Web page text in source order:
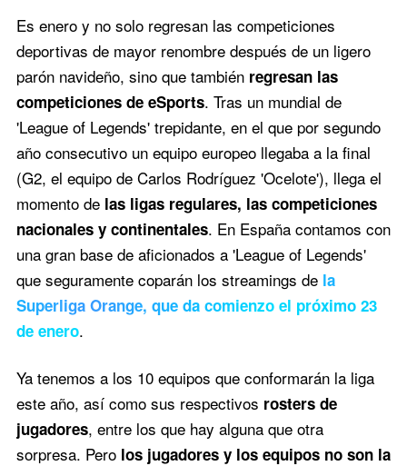
Es enero y no solo regresan las competiciones
deportivas de mayor renombre después de un ligero
parón navideño, sino que también regresan las
competiciones de eSports. Tras un mundial de
'League of Legends' trepidante, en el que por segundo
año consecutivo un equipo europeo llegaba a la final
(G2, el equipo de Carlos Rodríguez 'Ocelote'), llega el
momento de las ligas regulares, las competiciones
nacionales y continentales. En España contamos con
una gran base de aficionados a 'League of Legends'
que seguramente coparán los streamings de la
Superliga Orange, que da comienzo el próximo 23
de enero.
Ya tenemos a los 10 equipos que conformarán la liga
este año, así como sus respectivos rosters de
jugadores, entre los que hay alguna que otra
sorpresa. Pero los jugadores y los equipos no son la